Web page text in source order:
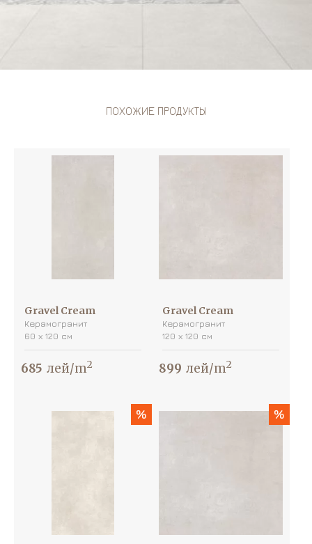
ПОХОЖИЕ ПРОДУКТЫ
Gravel Cream
Керамогранит
60 х 120 см
685 лей/m2
Gravel Cream
Керамогранит
120 х 120 см
899 лей/m2
% %